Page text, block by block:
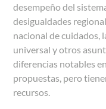
desempeño del
desigualdades
nacional de cuidados,
universal y otros
diferencias notables
propuestas, pero
recursos.